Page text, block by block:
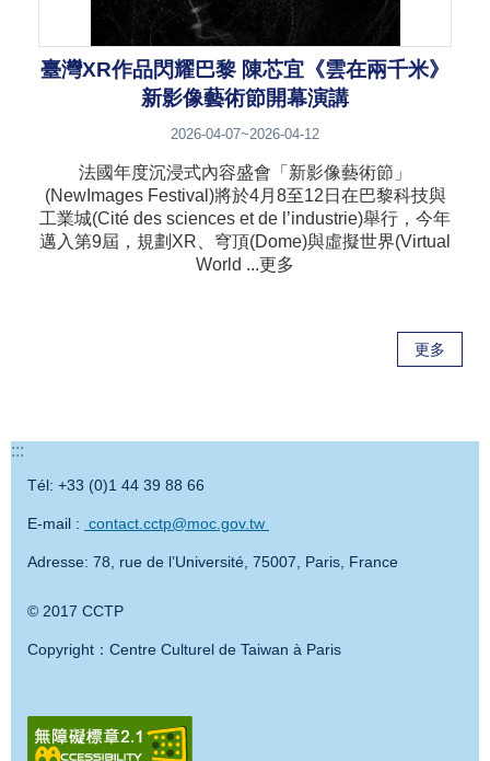
臺灣XR作品閃耀巴黎 陳芯宜《雲在兩千米》
新影像藝術節開幕演講
2026-04-07~2026-04-12
法國年度沉浸式內容盛會「新影像藝術節」
(NewImages Festival)將於4月8至12日在巴黎科技與
工業城(Cité des sciences et de l’industrie)舉行，今年
邁入第9屆，規劃XR、穹頂(Dome)與虛擬世界(Virtual
World ...更多
更多
:::
Tél: +33 (0)1 44 39 88 66
E-mail : contact.cctp@moc.gov.tw
Adresse: 78, rue de l’Université, 75007, Paris, France
© 2017 CCTP
Copyright：Centre Culturel de Taiwan à Paris